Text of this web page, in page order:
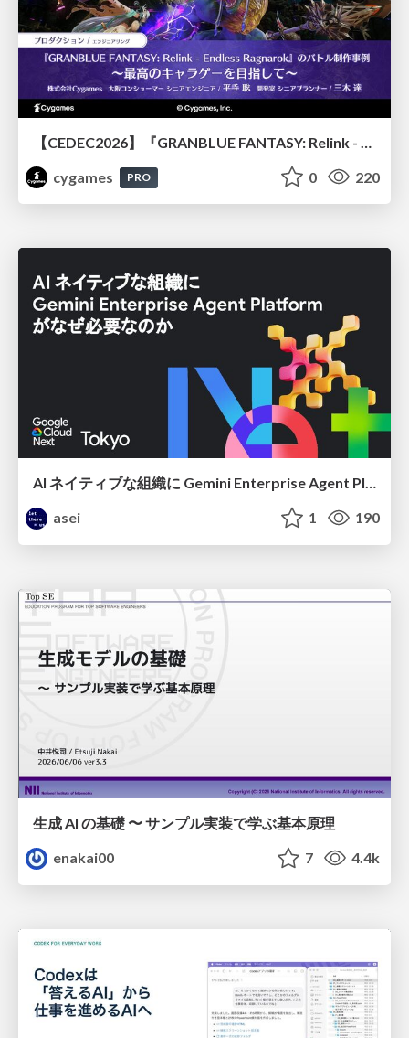
cygames
PRO 0 220
AI ネイティブな組織に Gemini Enterprise Agent Platform がなぜ必要なのか
asei
1 190
生成 AI の基礎 〜 サンプル実装で学ぶ基本原理
enakai00
7 4.4k